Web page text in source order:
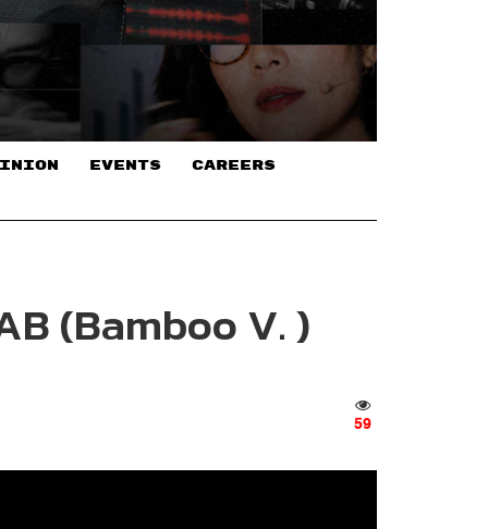
EVENTS CAREERS
(Bamboo V. )
59